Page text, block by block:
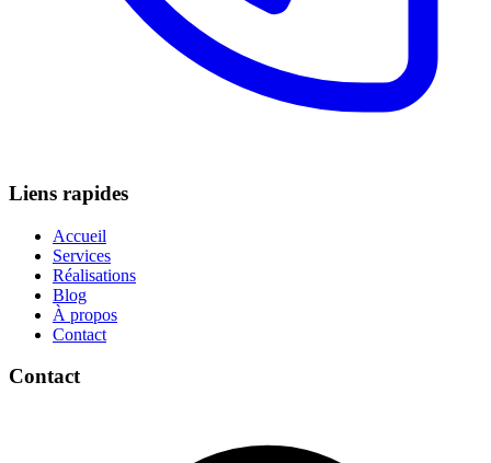
Liens rapides
Accueil
Services
Réalisations
Blog
À propos
Contact
Contact